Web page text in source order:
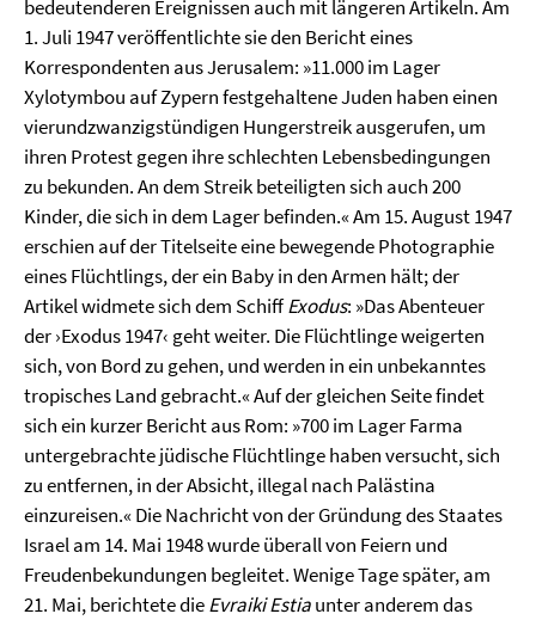
bedeutenderen Ereignissen auch mit längeren Artikeln. Am
1. Juli 1947 veröffentlichte sie den Bericht eines
Korrespondenten aus Jerusalem: »11.000 im Lager
Xylotymbou auf Zypern festgehaltene Juden haben einen
vierundzwanzigstündigen Hungerstreik ausgerufen, um
ihren Protest gegen ihre schlechten Lebensbedingungen
zu bekunden. An dem Streik beteiligten sich auch 200
Kinder, die sich in dem Lager befinden.« Am 15. August 1947
erschien auf der Titelseite eine bewegende Photographie
eines Flüchtlings, der ein Baby in den Armen hält; der
Artikel widmete sich dem SchiffExodus: »Das Abenteuer
der ›Exodus 1947‹ geht weiter. Die Flüchtlinge weigerten
sich, von Bord zu gehen, und werden in ein unbekanntes
tropisches Land gebracht.« Auf der gleichen Seite findet
sich ein kurzer Bericht aus Rom: »700 im Lager Farma
untergebrachte jüdische Flüchtlinge haben versucht, sich
zu entfernen, in der Absicht, illegal nach Palästina
einzureisen.« Die Nachricht von der Gründung des Staates
Israel am 14. Mai 1948 wurde überall von Feiern und
Freudenbekundungen begleitet. Wenige Tage später, am
21. Mai, berichtete dieEvraiki Estiaunter anderem das